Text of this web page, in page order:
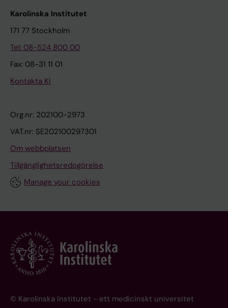
Karolinska Institutet
171 77 Stockholm
Tel: 08-524 800 00
Fax: 08-31 11 01
Kontakta KI
Org.nr: 202100-2973
VAT.nr: SE202100297301
Om webbplatsen
Tillgänglighetsredogörelse
Manage your cookies
© Karolinska Institutet - ett medicinskt universitet